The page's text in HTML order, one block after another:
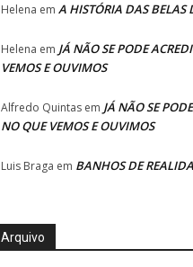
Helena em A HISTÓRIA DAS BELAS
Helena em JÁ NÃO SE PODE
VEMOS E OUVIMOS
Alfredo Quintas em JÁ NÃO SE
NO QUE VEMOS E OUVIMOS
Luis Braga em BANHOS DE
Arquivo